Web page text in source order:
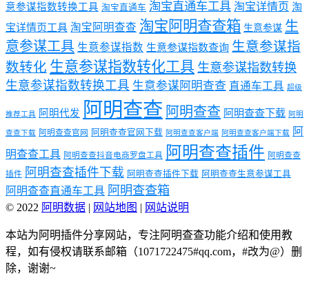
意参谋指数转换工具 淘宝直通车 淘宝直通车工具 淘宝详情页 淘
宝详情页工具 淘宝阿明查查 淘宝阿明查查箱 生意参谋 生
意参谋工具 生意参谋指数 生意参谋指数查询 生意参谋指
数转化 生意参谋指数转化工具 生意参谋指数转换
生意参谋指数转换工具 生意参谋阿明查查 直通车工具 超级
推荐工具 阿明代发 阿明查查 阿明查查 阿明查查下载 阿明
查查下载 阿明查查官网 阿明查查官网下载 阿明查查客户端 阿明查查客户端下载
阿
明查查工具 阿明查查抖音电商罗盘工具 阿明查查插件 阿明查查
插件 阿明查查插件下载 阿明查查插件下载 阿明查查生意参谋工具
阿明查查直通车工具 阿明查查箱
© 2022 阿明数据 | 网站地图 | 网站说明
本站为阿明插件分享网站，专注阿明查查功能介绍和使用教
程，如有侵权请联系邮箱（1071722475#qq.com，#改为@）删
除，谢谢~